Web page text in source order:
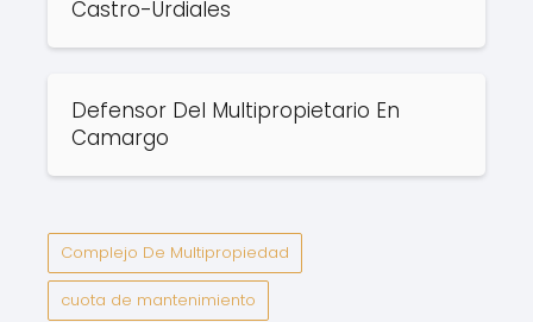
Castro-Urdiales
Defensor Del Multipropietario En
Camargo
Complejo De Multipropiedad
cuota de mantenimiento